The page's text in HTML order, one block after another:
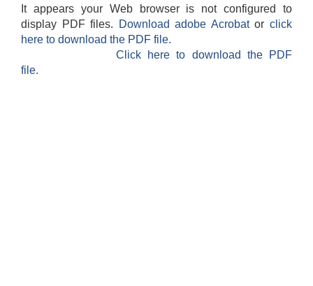
It appears your Web browser is not configured to
display PDF files.
Download adobe Acrobatorclick
here to download the PDF file.
Click here to download the PDF
file.